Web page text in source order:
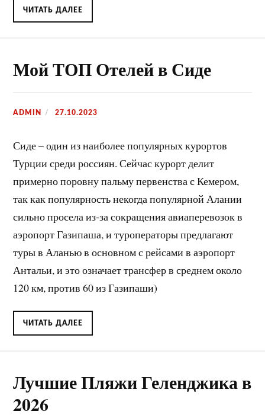
ЧИТАТЬ ДАЛЕЕ
Мой ТОП Отелей в Сиде
ADMIN 27.10.2023
Сиде – один из наиболее популярных курортов
Турции среди россиян. Сейчас курорт делит
примерно поровну пальму первенства с Кемером,
так как популярность некогда популярной Алании
сильно просела из-за сокращения авиаперевозок в
аэропорт Газипаша, и туроператоры предлагают
туры в Аланью в основном с рейсами в аэропорт
Антальи, и это означает трансфер в среднем около
120 км, против 60 из Газипаши)
ЧИТАТЬ ДАЛЕЕ
Лучшие Пляжи Геленджика в
2026